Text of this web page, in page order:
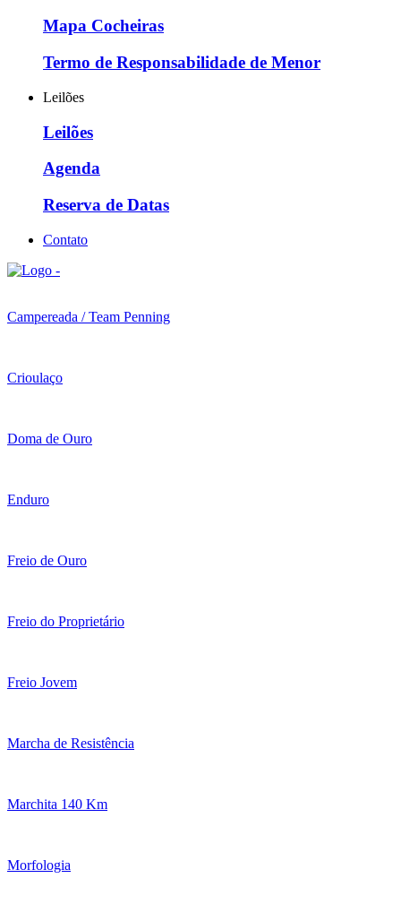
Mapa Cocheiras
Termo de Responsabilidade de Menor
Leilões
Leilões
Agenda
Reserva de Datas
Contato
Campereada / Team Penning
Crioulaço
Doma de Ouro
Enduro
Freio de Ouro
Freio do Proprietário
Freio Jovem
Marcha de Resistência
Marchita 140 Km
Morfologia